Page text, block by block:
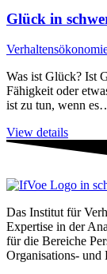
Glück in
Was ist Glück? Ist
Fähigkeit oder
ist zu tun, wenn
View details
Das Institut für
Expertise in der
für die Bereiche
Organisations-